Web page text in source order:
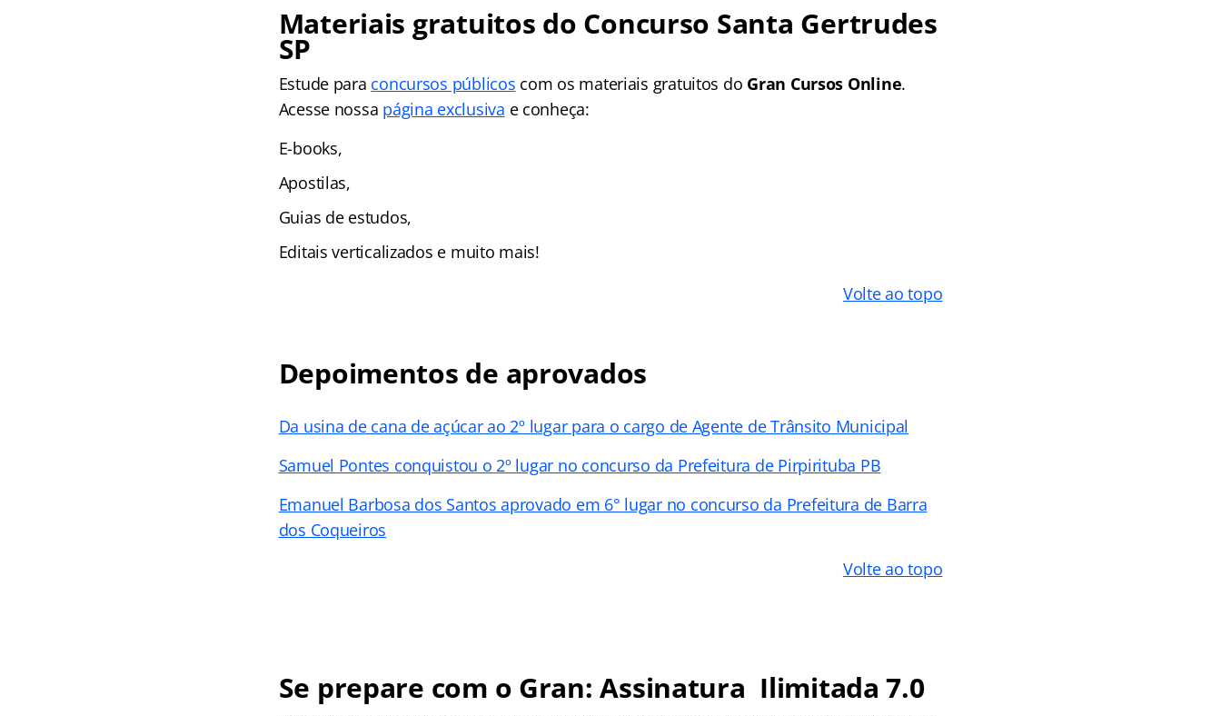
Materiais gratuitos do Concurso Santa Gertrudes
SP
Estude para concursos públicos com os materiais gratuitos do Gran Cursos Online.
Acesse nossa página exclusiva e conheça:
E-books,
Apostilas,
Guias de estudos,
Editais verticalizados e muito mais!
Volte ao topo
Depoimentos de aprovados
Da usina de cana de açúcar ao 2º lugar para o cargo de Agente de Trânsito Municipal
Samuel Pontes conquistou o 2º lugar no concurso da Prefeitura de Pirpirituba PB
Emanuel Barbosa dos Santos aprovado em 6° lugar no concurso da Prefeitura de Barra
dos Coqueiros
Volte ao topo
Se prepare com o Gran: Assinatura Ilimitada 7.0